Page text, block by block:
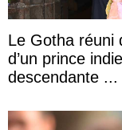
Le Gotha réuni
d’un prince
descendante ...